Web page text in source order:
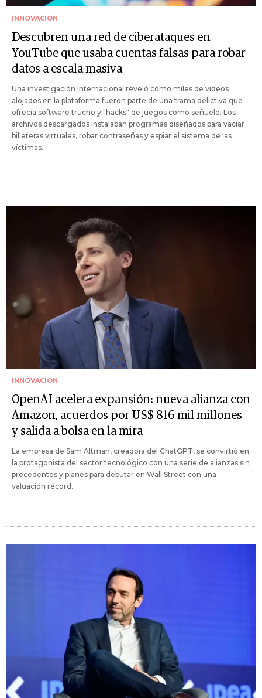
INNOVACIÓN
Descubren una red de ciberataques en
YouTube que usaba cuentas falsas para robar
datos a escala masiva
Una investigación internacional reveló cómo miles de videos
alojados en la plataforma fueron parte de una trama delictiva que
ofrecía software trucho y "hacks" de juegos como señuelo. Los
archivos descargados instalaban programas diseñados para vaciar
billeteras virtuales, robar contraseñas y espiar el sistema de las
víctimas.
INNOVACIÓN
OpenAI acelera expansión: nueva alianza con
Amazon, acuerdos por US$ 816 mil millones
y salida a bolsa en la mira
La empresa de Sam Altman, creadora del ChatGPT, se convirtió en
la protagonista del sector tecnológico con una serie de alianzas sin
precedentes y planes para debutar en Wall Street con una
valuación récord.